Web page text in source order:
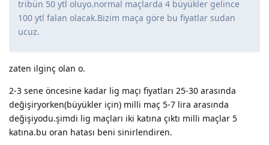
tribün 50 ytl oluyo.normal maçlarda 4 büyükler gelince
100 ytl falan olacak.Bizim maça göre bu fiyatlar sudan
ucuz.
zaten ilginç olan o.
2-3 sene öncesine kadar lig maçı fiyatları 25-30 arasında
değişiryorken(büyükler için) milli maç 5-7 lira arasında
değişiyodu.şimdi lig maçları iki katına çıktı milli maçlar 5
katına.bu oran hatası beni sinirlendiren.